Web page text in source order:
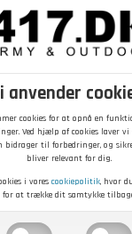
anvender
cookies for at opnå en
Ved hjælp af cookies laver
bidrager til forbedringer, og
bliver relevant for dig.
i vores cookiepolitik, hvor
for at trække dit samtykke
479,00 DKK